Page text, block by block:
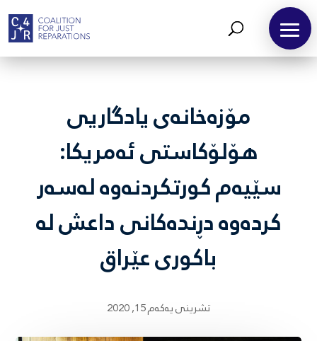
مۆزەخانەی یادگاریی
هۆلۆکاستی ئەمریکا:
سێیەم کورتکردنەوە لەسەر
کردەوە دڕندەکانی داعش لە
باکوری عێراق
تشرینی یه‌كه‌م 15, 2020